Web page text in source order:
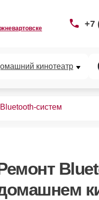
+7
кинотеатр
систем